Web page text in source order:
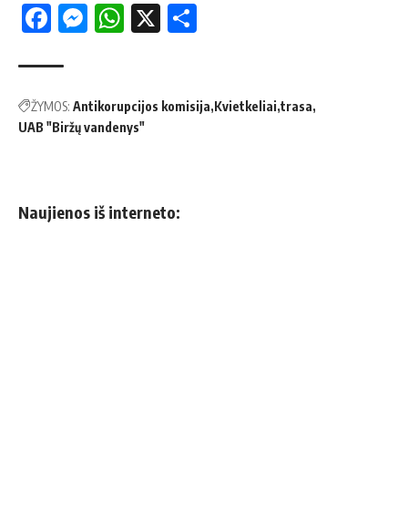
Facebook
Messenger
WhatsApp
X
ŽYMOS: Antikorupcijos komisija Kvietkeliai trasa
UAB "Biržų vandenys"
Naujienos iš interneto: